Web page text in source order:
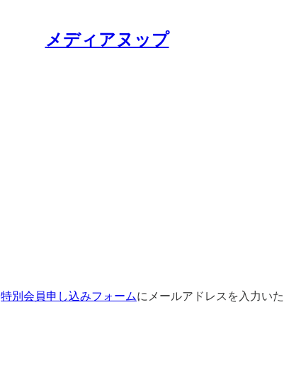
メディアヌップ
特別会員申し込みフォームにメールアドレスを入力い